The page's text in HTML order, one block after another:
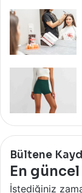
Bültene
En
İstediğiniz